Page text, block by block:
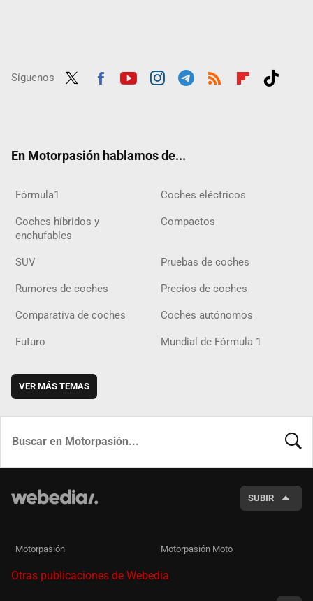
Síguenos
En Motorpasión hablamos de...
Fórmula1 Coches eléctricos
Coches híbridos y
enchufables
Compactos
SUV Pruebas de coches
Rumores de coches Precios de coches
Comparativa de coches Coches autónomos
Futuro Mundial de Fórmula 1
VER MÁS TEMAS
SUBIR
Motorpasión Motorpasión Moto
Otras publicaciones de Webedia